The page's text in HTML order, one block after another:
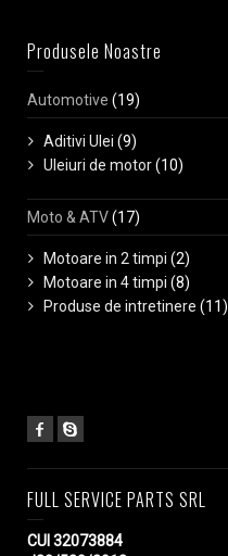
Produsele Noastre
Automotive (19)
Aditivi Ulei (9)
Uleiuri de motor(10)
Moto & ATV(17)
Motoare in 2 timpi (2)
Motoare in 4 timpi (8)
Produse de intretinere (11)
FULL SERVICE PARTS SRL
CUI 32073884